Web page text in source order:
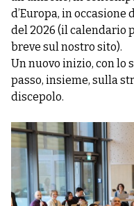
d’Europa, in occasione
del 2026 (il calendario
breve sul nostro sito).
Un nuovo inizio, con lo
passo, insieme, sulla
discepolo.